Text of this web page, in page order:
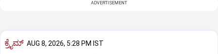
ADVERTISEMENT
ಕ್ರೈಮ್ AUG 8, 2026, 5:28 PM IST